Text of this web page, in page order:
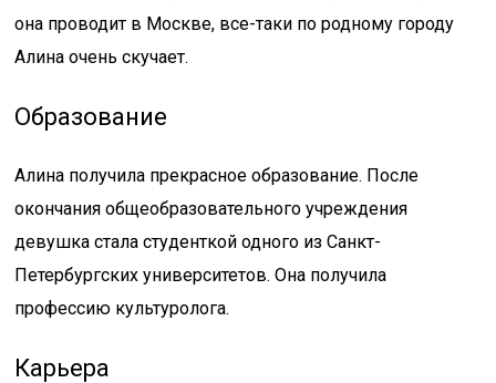
она проводит в Москве, все-таки по родному городу
Алина очень скучает.
Образование
Алина получила прекрасное образование. После
окончания общеобразовательного учреждения
девушка стала студенткой одного из Санкт-
Петербургских университетов. Она получила
профессию культуролога.
Карьера